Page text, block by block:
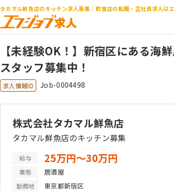
タカマル鮮魚店のキッチン求人募集｜飲食店の転職・正社員求人は
【未経験OK！】新宿区にある海
スタッフ募集中！
求人情報ID Job-0004498
株式会社タカマル鮮魚店
タカマル鮮魚店のキッチン募集
給与 25万円〜30万円
業態 居酒屋
勤務地 東京都新宿区